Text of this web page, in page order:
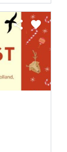
share favorite